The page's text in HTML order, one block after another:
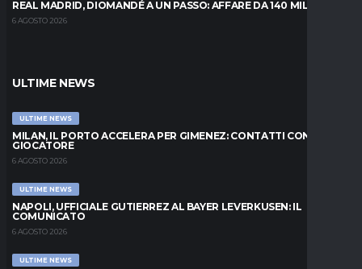
REAL MADRID, DIOMANDÉ A UN PASSO: AFFARE DA 140 MILIONI
6 AGOSTO 2026
ULTIME NEWS
ULTIME NEWS
MILAN, IL PORTO ACCELERA PER GIMENEZ: CONTATTI CON IL
GIOCATORE
6 AGOSTO 2026
ULTIME NEWS
NAPOLI, UFFICIALE GUTIERREZ AL BAYER LEVERKUSEN: IL
COMUNICATO
6 AGOSTO 2026
ULTIME NEWS